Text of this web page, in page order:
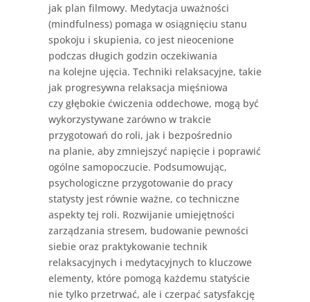
jak plan filmowy. Medytacja uważności
(mindfulness) pomaga w osiągnięciu stanu
spokoju i skupienia, co jest nieocenione
podczas długich godzin oczekiwania
na kolejne ujęcia. Techniki relaksacyjne, takie
jak progresywna relaksacja mięśniowa
czy głębokie ćwiczenia oddechowe, mogą być
wykorzystywane zarówno w trakcie
przygotowań do roli, jak i bezpośrednio
na planie, aby zmniejszyć napięcie i poprawić
ogólne samopoczucie. Podsumowując,
psychologiczne przygotowanie do pracy
statysty jest równie ważne, co techniczne
aspekty tej roli. Rozwijanie umiejętności
zarządzania stresem, budowanie pewności
siebie oraz praktykowanie technik
relaksacyjnych i medytacyjnych to kluczowe
elementy, które pomogą każdemu statyście
nie tylko przetrwać, ale i czerpać satysfakcję